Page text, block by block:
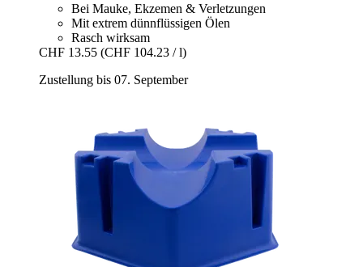
Bei Mauke, Ekzemen & Verletzungen
Mit extrem dünnflüssigen Ölen
Rasch wirksam
CHF 13.55 (CHF 104.23 / l)
Zustellung bis 07. September